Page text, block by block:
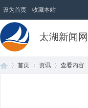
设为首页 收藏本站
太湖新闻网
首页 资讯 查看内容